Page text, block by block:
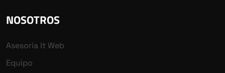
NOSOTROS
Asesoria It Web
Equipo